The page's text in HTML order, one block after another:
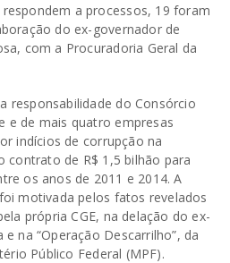
a processos, 19 foram
do ex-governador de
com a Procuradoria Geral da
responsabilidade do Consórcio
e de mais quatro empresas
indícios de corrupção na
contrato de R$ 1,5 bilhão para
os anos de 2011 e 2014. A
motivada pelos fatos revelados
própria CGE, na delação do ex-
na “Operação Descarrilho”, da
Público Federal (MPF).